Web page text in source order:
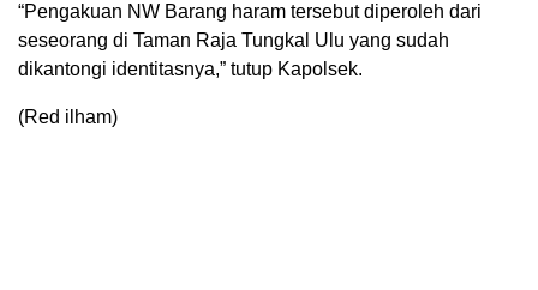
“Pengakuan NW Barang haram tersebut diperoleh dari
seseorang di Taman Raja Tungkal Ulu yang sudah
dikantongi identitasnya,” tutup Kapolsek.
(Red ilham)